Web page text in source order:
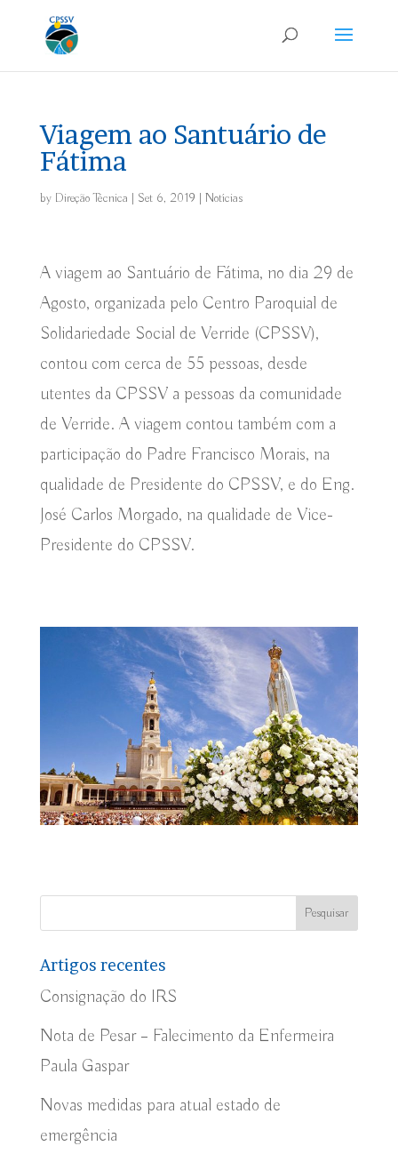
Viagem ao Santuário de
Fátima
by Direção Técnica | Set 6, 2019 | Notícias
A viagem ao Santuário de Fátima, no dia 29 de
Agosto, organizada pelo Centro Paroquial de
Solidariedade Social de Verride (CPSSV),
contou com cerca de 55 pessoas, desde
utentes da CPSSV a pessoas da comunidade
de Verride. A viagem contou também com a
participação do Padre Francisco Morais, na
qualidade de Presidente do CPSSV, e do Eng.
José Carlos Morgado, na qualidade de Vice-
Presidente do CPSSV.
Artigos recentes
Consignação do IRS
Nota de Pesar – Falecimento da Enfermeira
Paula Gaspar
Novas medidas para atual estado de
emergência